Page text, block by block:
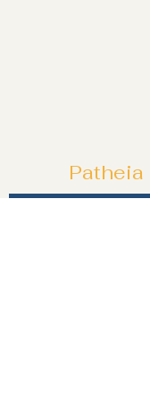
Patheia